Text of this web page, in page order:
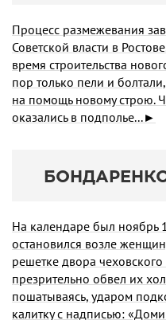
Процесс размежевания
Советской власти в
время строительства
пор только пели и
на помощь новому строю.
оказались в подполье...►
БОНДАРЕНКО
На календаре был ноябрь
остановился возле
решетке двора
презрительно обвел их
пошатываясь, ударом
калит­ку с надписью: